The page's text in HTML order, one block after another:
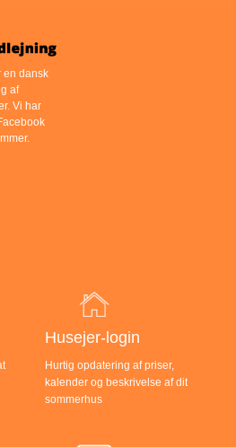
en dansk
af
Vi har
Husejer-login
Hurtig opdatering af priser,
kalender og beskrivelse af dit
sommerhus